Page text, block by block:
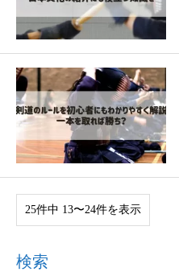
25件中 13〜24件を表示
検索